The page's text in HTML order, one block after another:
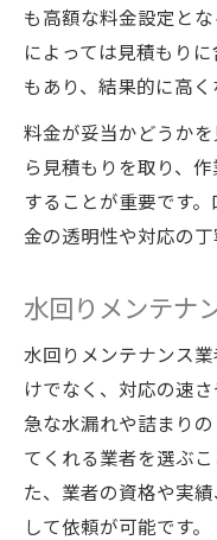
費用が高い
水道修理料
悪質業者に
水回りトラブル
水回りメン
水道修理ど
緊急トラブ
納得の水道修
水道修理料
知識
トラブル時
に
も高額な料金設定と
によっては見積もり
もあり、結果的に高く
料金が妥当かどうか
ら見積もりを取り、
することが重要です
金の透明性や対応の丁
水回りメンテナ
水回りメンテナンス
けでなく、対応の速
急な水漏れや詰まり
てくれる業者を選ぶ
た、業者の資格や実
して依頼が可能です。